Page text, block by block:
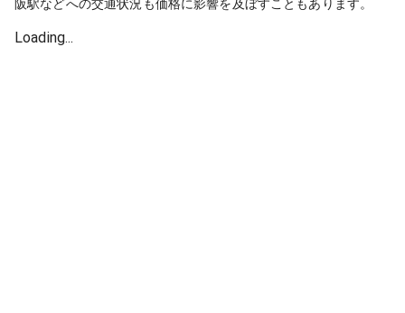
阪駅などへの交通状況も価格に影響を及ぼすこともあります。
Loading...